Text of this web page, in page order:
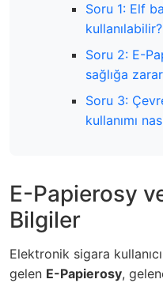
Soru 1: Elf
kullanılabilir?
Soru 2: E-
sağlığa
Soru 3:
kullanımı
E-Papierosy
Bilgiler
Elektronik sigara
gelen E-Papierosy,